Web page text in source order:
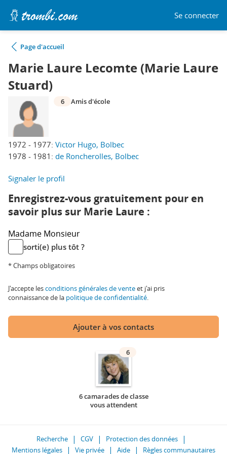
Se connecter
Page d'accueil
Marie Laure Lecomte (Marie Laure
Stuard)
1972 - 1977: Victor Hugo, Bolbec
1978 - 1981: de Roncherolles, Bolbec
6 Amis d'école
Signaler le profil
Enregistrez-vous gratuitement pour en
savoir plus sur Marie Laure :
Madame Monsieur
sorti(e) plus tôt ?
* Champs obligatoires
J'accepte lesconditions générales de venteet j'ai pris
connaissance de la politique de confidentialité.
Ajouter à vos contacts
6
6 camarades de classe
vous attendent
Recherche CGV
Protection des données
Mentions légales
Vie privée Aide Règles communautaires